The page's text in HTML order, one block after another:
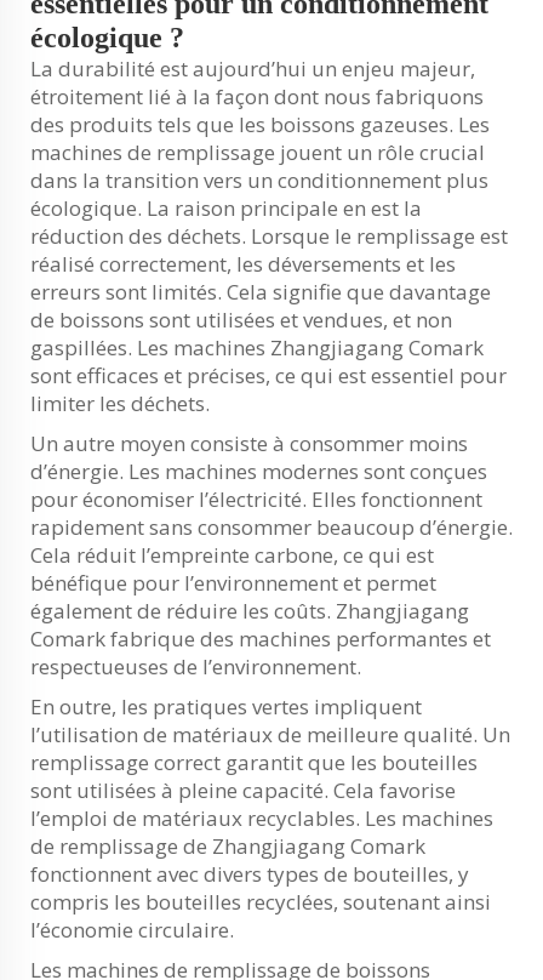
écologique ?
La durabilité est aujourd’hui un enjeu majeur,
étroitement lié à la façon dont nous fabriquons
des produits tels que les boissons gazeuses. Les
machines de remplissage jouent un rôle crucial
dans la transition vers un conditionnement plus
écologique. La raison principale en est la
réduction des déchets. Lorsque le remplissage est
réalisé correctement, les déversements et les
erreurs sont limités. Cela signifie que davantage
de boissons sont utilisées et vendues, et non
gaspillées. Les machines Zhangjiagang Comark
sont efficaces et précises, ce qui est essentiel pour
limiter les déchets.
Un autre moyen consiste à consommer moins
d’énergie. Les machines modernes sont conçues
pour économiser l’électricité. Elles fonctionnent
rapidement sans consommer beaucoup d’énergie.
Cela réduit l’empreinte carbone, ce qui est
bénéfique pour l’environnement et permet
également de réduire les coûts. Zhangjiagang
Comark fabrique des machines performantes et
respectueuses de l’environnement.
En outre, les pratiques vertes impliquent
l’utilisation de matériaux de meilleure qualité. Un
remplissage correct garantit que les bouteilles
sont utilisées à pleine capacité. Cela favorise
l’emploi de matériaux recyclables. Les machines
de remplissage de Zhangjiagang Comark
fonctionnent avec divers types de bouteilles, y
compris les bouteilles recyclées, soutenant ainsi
l’économie circulaire.
Les machines de remplissage de boissons